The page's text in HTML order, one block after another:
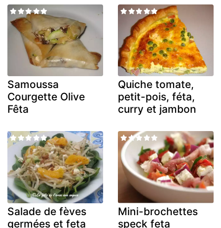
Samoussa
Courgette Olive
Fêta
Quiche tomate,
petit-pois, féta,
curry et jambon
Salade de fèves
germées et feta
Mini-brochettes
speck feta